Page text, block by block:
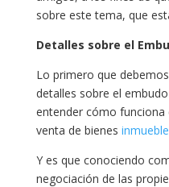
sobre este tema, que
Detalles sobre el
Lo primero que
detalles sobre el
entender cómo
venta de bienes
Y es que conociendo
negociación de las